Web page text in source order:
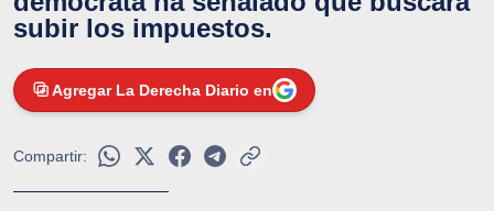
subir los impuestos.
Agregar La Derecha Diario en
Compartir: